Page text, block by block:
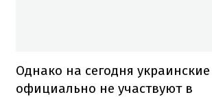
Однако на сегодня
официально не участвуют в